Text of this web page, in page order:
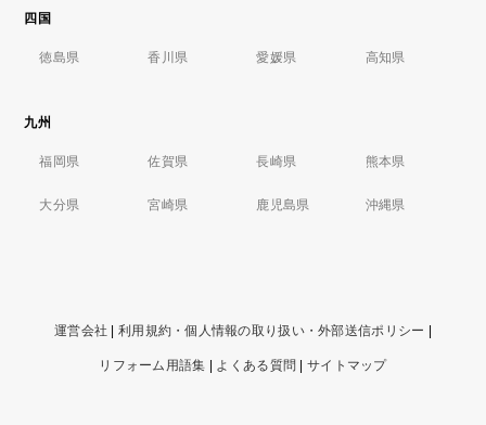
四国
徳島県 香川県 愛媛県 高知県
九州
福岡県 佐賀県 長崎県 熊本県
大分県 宮崎県 鹿児島県 沖縄県
運営会社 | 利用規約・個人情報の取り扱い・外部送信ポリシー |
リフォーム用語集 | よくある質問 | サイトマップ